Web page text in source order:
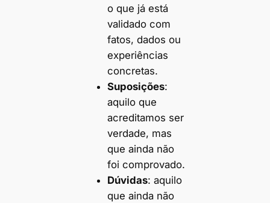
o que já está
validado com
fatos, dados ou
experiências
concretas.
Suposições:
aquilo que
acreditamos ser
verdade, mas
que ainda não
foi comprovado.
Dúvidas: aquilo
que ainda não